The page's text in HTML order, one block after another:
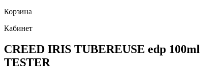
Корзина
Кабинет
CREED IRIS TUBEREUSE edp 100ml
TESTER